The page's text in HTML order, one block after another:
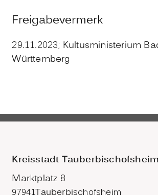
Freigabevermerk
29.11.2023; Kultusministerium
Württemberg
Kreisstadt Tauberbischofsheim
Marktplatz 8